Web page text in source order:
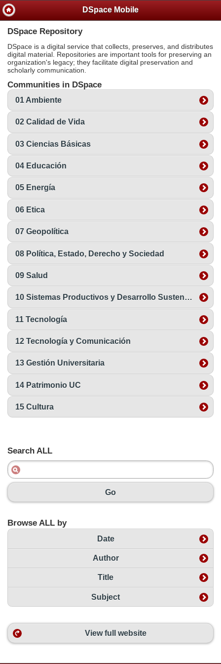
DSpace Mobile
DSpace Repository
DSpace is a digital service that collects, preserves, and distributes
digital material. Repositories are important tools for preserving an
organization's legacy; they facilitate digital preservation and
scholarly communication.
Communities in DSpace
01 Ambiente
02 Calidad de Vida
03 Ciencias Básicas
04 Educación
05 Energía
06 Etica
07 Geopolítica
08 Política, Estado, Derecho y Sociedad
09 Salud
10 Sistemas Productivos y Desarrollo Sustentable
11 Tecnología
12 Tecnología y Comunicación
13 Gestión Universitaria
14 Patrimonio UC
15 Cultura
Search ALL
Go
Browse ALL by
Date
Author
Title
Subject
View full website